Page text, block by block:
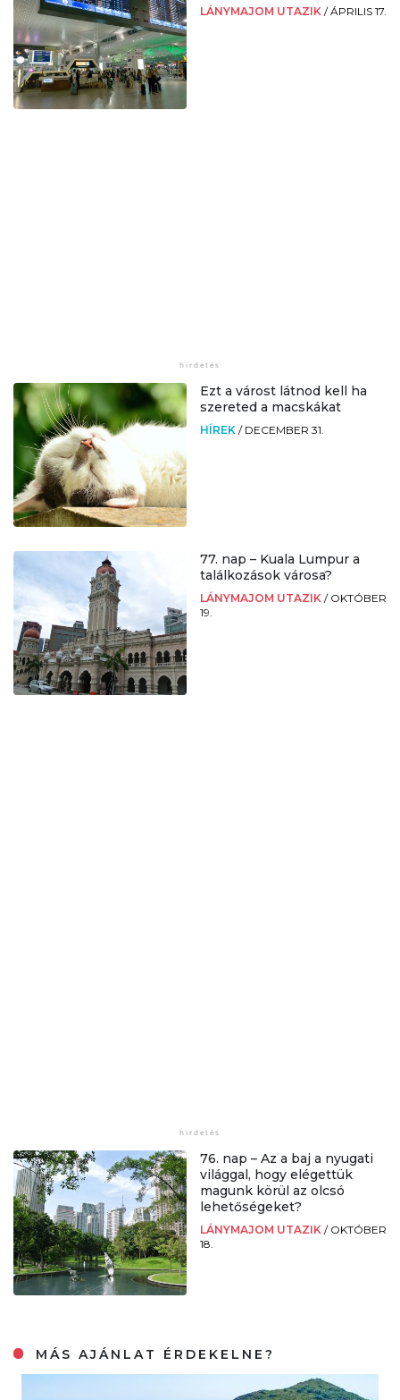
LÁNYMAJOM UTAZIK /ÁPRILIS 17.
Ezt a várost látnod kell ha
szereted a macskákat
HÍREK / DECEMBER 31.
77. nap – Kuala Lumpur a
találkozások városa?
LÁNYMAJOM UTAZIK / OKTÓBER
19.
76. nap – Az a baj a nyugati
világgal, hogy elégettük
magunk körül az olcsó
lehetőségeket?
LÁNYMAJOM UTAZIK / OKTÓBER
18.
MÁS AJÁNLAT ÉRDEKELNE?